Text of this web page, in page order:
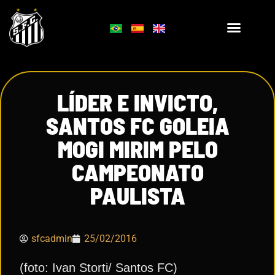
LÍDER E INVICTO,
SANTOS FC GOLEIA
MOGI MIRIM PELO
CAMPEONATO
PAULISTA
sfcadmin 25/02/2016
(foto: Ivan Storti/ Santos FC)